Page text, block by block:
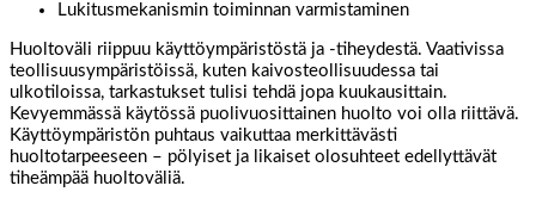
Lukitusmekanismin toiminnan varmistaminen
Huoltoväli riippuu käyttöympäristöstä ja -tiheydestä. Vaativissa
teollisuusympäristöissä, kuten kaivosteollisuudessa tai
ulkotiloissa, tarkastukset tulisi tehdä jopa kuukausittain.
Kevyemmässä käytössä puolivuosittainen huolto voi olla riittävä.
Käyttöympäristön puhtaus vaikuttaa merkittävästi
huoltotarpeeseen – pölyiset ja likaiset olosuhteet edellyttävät
tiheämpää huoltoväliä.